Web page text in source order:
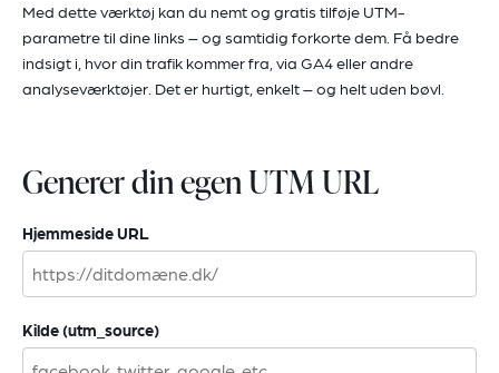
Med dette værktøj kan du nemt og gratis tilføje UTM-
parametre til dine links – og samtidig forkorte dem. Få bedre
indsigt i, hvor din trafik kommer fra, via GA4 eller andre
analyseværktøjer. Det er hurtigt, enkelt – og helt uden bøvl.
Generer din egen UTM URL
Hjemmeside URL
Kilde (utm_source)